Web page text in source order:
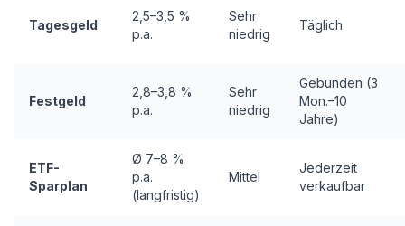
Tagesgeld
2,5–3,5 %
p.a.
Sehr
niedrig
Täglich
Festgeld
2,8–3,8 %
p.a.
Sehr
niedrig
Gebunden (3
Mon.–10
Jahre)
ETF-
Sparplan
Ø 7–8 %
p.a.
(langfristig)
Mittel
Jederzeit
verkaufbar